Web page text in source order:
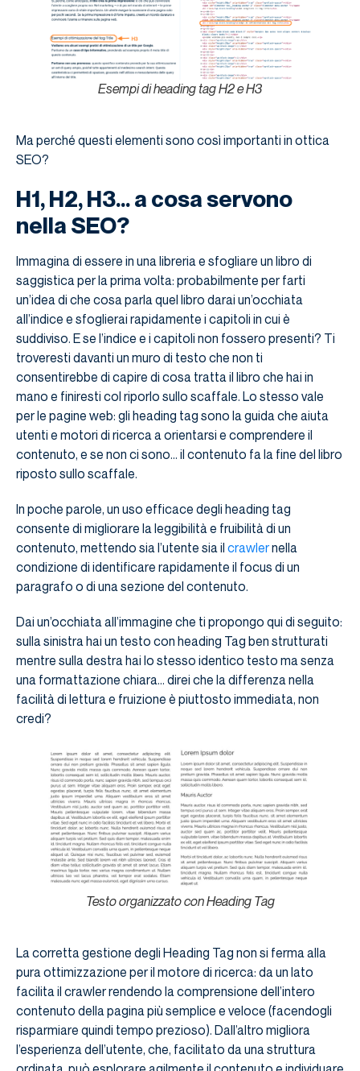
Esempi di heading tag H2 e H3
Ma perché questi elementi sono così importanti in ottica
SEO?
H1, H2, H3… a cosa servono
nella SEO?
Immagina di essere in una libreria e sfogliare un libro di
saggistica per la prima volta: probabilmente per farti
un’idea di che cosa parla quel libro darai un’occhiata
all’indice e sfoglierai rapidamente i capitoli in cui è
suddiviso. E se l’indice e i capitoli non fossero presenti? Ti
troveresti davanti un muro di testo che non ti
consentirebbe di capire di cosa tratta il libro che hai in
mano e finiresti col riporlo sullo scaffale. Lo stesso vale
per le pagine web: gli heading tag sono la guida che aiuta
utenti e motori di ricerca a orientarsi e comprendere il
contenuto, e se non ci sono… il contenuto fa la fine del libro
riposto sullo scaffale.
In poche parole, un uso efficace degli heading tag
consente di migliorare la leggibilità e fruibilità di un
contenuto, mettendo sia l’utente sia il crawlernella
condizione di identificare rapidamente il focus di un
paragrafo o di una sezione del contenuto.
Dai un’occhiata all’immagine che ti propongo qui di seguito:
sulla sinistra hai un testo con heading Tag ben strutturati
mentre sulla destra hai lo stesso identico testo ma senza
una formattazione chiara… direi che la differenza nella
facilità di lettura e fruizione è piuttosto immediata, non
credi?
Testo organizzato con Heading Tag
La corretta gestione degli Heading Tag non si ferma alla
pura ottimizzazione per il motore di ricerca: da un lato
facilita il crawler rendendo la comprensione dell’intero
contenuto della pagina più semplice e veloce (facendogli
risparmiare quindi tempo prezioso). Dall’altro migliora
l’esperienza dell’utente, che, facilitato da una struttura